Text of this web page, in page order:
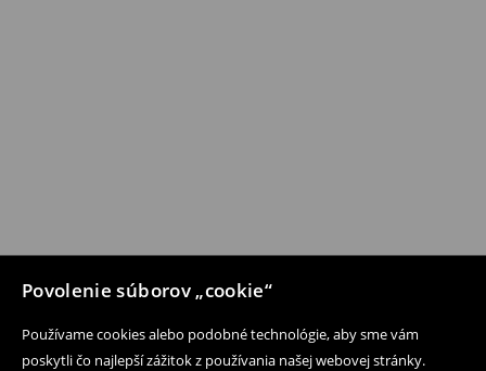
Povolenie súborov „cookie“
Používame cookies alebo podobné technológie, aby sme vám
poskytli čo najlepší zážitok z používania našej webovej stránky.